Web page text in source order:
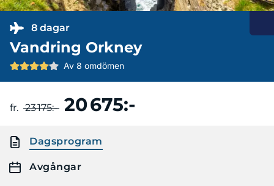
8 dagar
Vandring Orkney
Av 8 omdömen
fr. 23 175:- 20 675:-
Dagsprogram
Avgångar